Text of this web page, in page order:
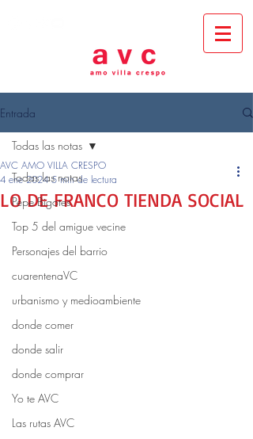
Entrada
Todas las notas
Pepe Bigotes
Top 5 del amigue vecine
Personajes del barrio
cuarentenaVC
urbanismo y medioambiente
donde comer
donde salir
donde comprar
Yo te AVC
Las rutas AVC
Todas las notas
LO DE FRANCO TIENDA SOCIAL
AVC AMO VILLA CRESPO
4 ene 2024 5 min de lectura